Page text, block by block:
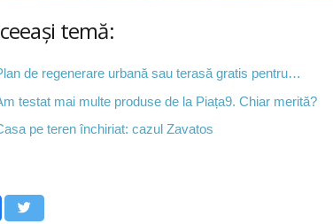
temă:
de regenerare urbană sau terasă gratis pentru…
testat mai multe produse de la Piața9. Chiar merită?
pe teren închiriat: cazul Zavatos